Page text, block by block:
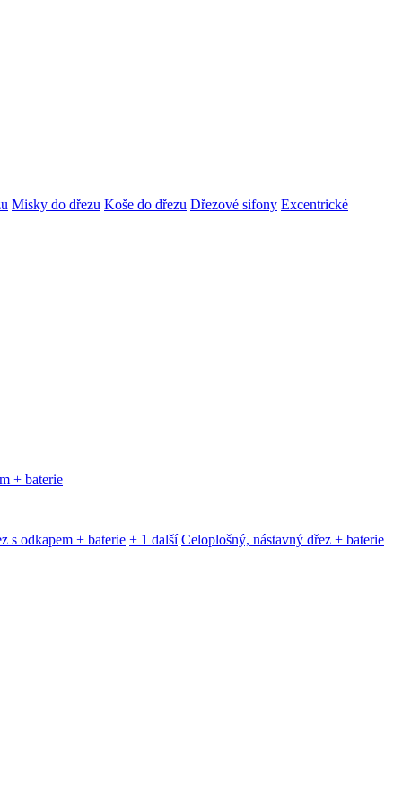
Misky do dřezu Koše do dřezu Dřezové sifony Excentrické
+ baterie
s odkapem + baterie + 1 další Celoplošný, nástavný dřez + baterie